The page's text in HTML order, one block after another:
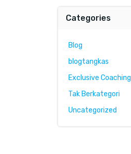
Categories
Blog
blogtangkas
Exclusive Coaching
Tak Berkategori
Uncategorized